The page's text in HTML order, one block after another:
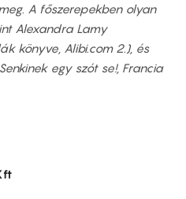
A főszerepekben olyan
Alexandra Lamy
könyve, Alibi.com 2.), és
egy szót se!, Francia